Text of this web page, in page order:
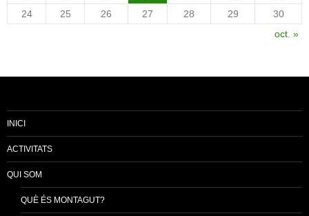
24
25 26 27 28 29
30
oct. »
INICI
ACTIVITATS
QUI SOM
QUÈ ÉS MONTAGUT?